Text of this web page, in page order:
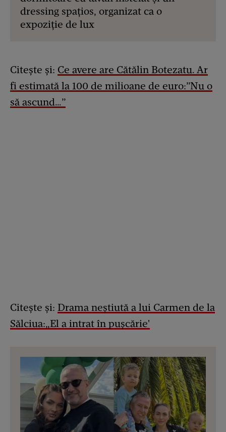
dressing spațios, organizat ca o
expoziție de lux
Citește și: Ce avere are Cătălin Botezatu. Ar
fi estimată la 100 de milioane de euro:”Nu o
să ascund…”
Citește și: Drama neștiută a lui Carmen de la
Sălciua:„El a intrat în pușcărie'